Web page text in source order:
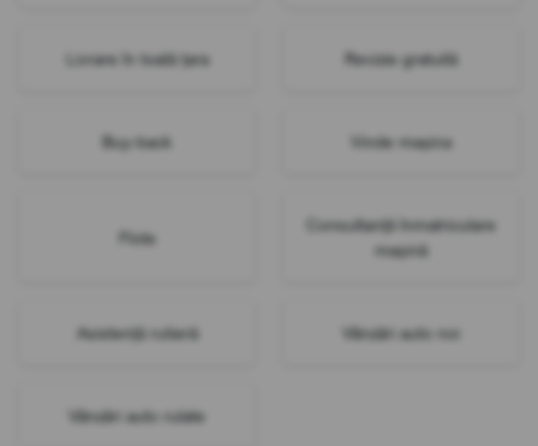
Livrare în toată țara Revizie gratuită
Buy-back Vinde mașina
Flote
Consultanță înmatriculare
mașină
Asistență rutieră Vânzări auto noi
Vânzări auto rulate